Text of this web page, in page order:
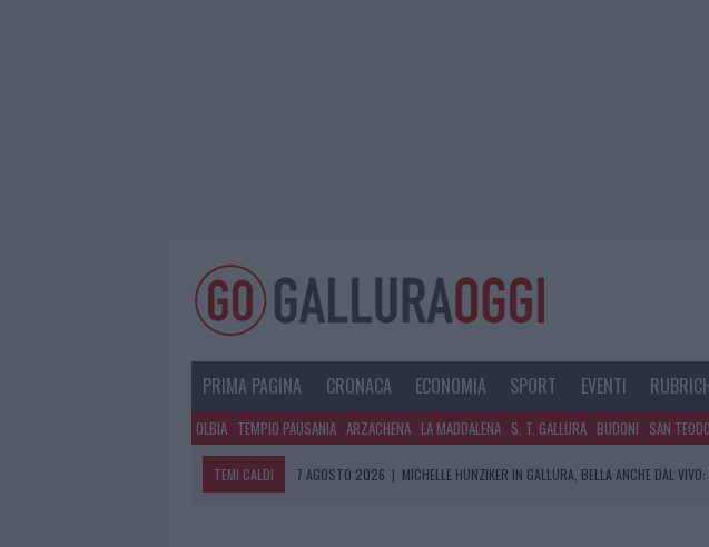
PRIMA PAGINA CRONACA ECONOMIA SPORT EVENTI
OLBIA TEMPIO PAUSANIA ARZACHENA LA MADDALENA S. T. GALLURA BUDONI SAN
TEMI CALDI 7 AGOSTO 2026 | MICHELLE HUNZIKER IN GALLURA, BELLA ANCHE DAL